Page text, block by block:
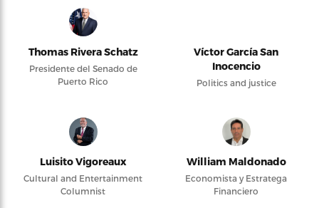
Thomas Rivera Schatz
Presidente del Senado de
Puerto Rico
Víctor García San
Inocencio
Politics and justice
Luisito Vigoreaux
Cultural and Entertainment
Columnist
William Maldonado
Economista y Estratega
Financiero